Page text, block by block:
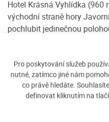
Pro poskytování služeb
nutné, zatímco jiné nám
co právě hledáte.
definovat kliknutím na
Hotel Krásná Vyhlídka (960
východní straně hory
pochlubit jedinečnou
Doporučujeme